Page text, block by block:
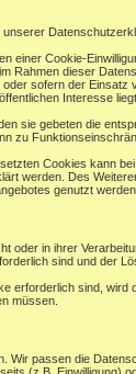
einer Cookie-
Rahmen dieser
sofern der
Interesse
sie gebeten die
zu
Cookies kann
werden. Des
genutzt werden
oder in ihrer
sind und der
sind,
müssen.
passen die